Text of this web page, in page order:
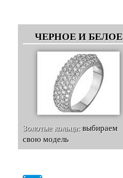
ЧЕРНОЕ И БЕЛОЕ
Золотые кольца:выбираем
свою модель